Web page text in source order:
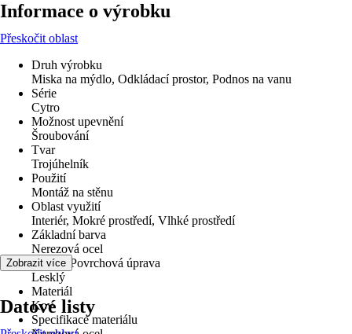
Informace o výrobku
Přeskočit oblast
Druh výrobku
Miska na mýdlo, Odkládací prostor, Podnos na vanu
Série
Cytro
Možnost upevnění
Šroubování
Tvar
Trojúhelník
Použití
Montáž na stěnu
Oblast využití
Interiér, Mokré prostředí, Vlhké prostředí
Základní barva
Nerezová ocel
Povrch/Povrchová úprava
Lesklý
Materiál
Kov
Specifikace materiálu
Zobrazit více
Datové listy